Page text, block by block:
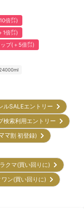
倍㌽)
1倍㌽)
プ(＋5倍㌽)
ルSALEエントリー
検索利用エントリー
マ割 初登録)
ラクマ(買い回りに)
ワン(買い回りに)